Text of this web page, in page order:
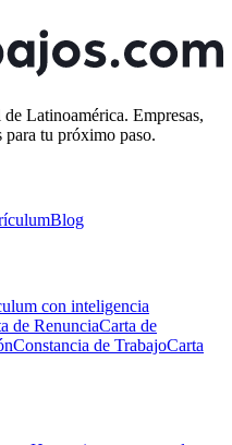
Latinoamérica. Empresas,
para tu próximo paso.
Blog
con inteligencia
de RenunciaCarta de
Constancia de TrabajoCarta